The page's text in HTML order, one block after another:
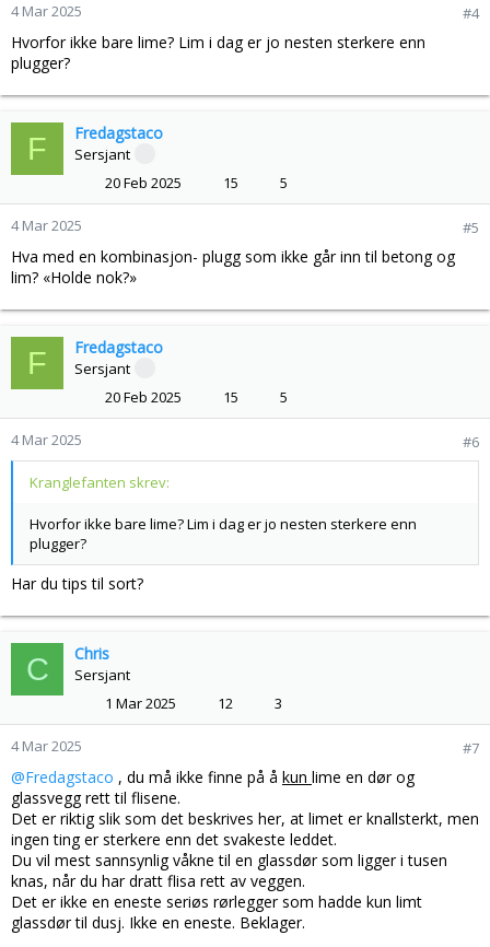
4 Mar 2025 #4
Hvorfor ikke bare lime? Lim i dag er jo nesten sterkere enn
plugger?
F Fredagstaco
Sersjant
20 Feb 2025
15 5
4 Mar 2025 #5
Hva med en kombinasjon- plugg som ikke går inn til betong og
lim? «Holde nok?»
F Fredagstaco
Sersjant
20 Feb 2025
15 5
4 Mar 2025 #6
Kranglefanten skrev:
Hvorfor ikke bare lime? Lim i dag er jo nesten sterkere enn
plugger?
Har du tips til sort?
C Chris
Sersjant
1 Mar 2025
12 3
4 Mar 2025 #7
@Fredagstaco , du må ikke finne på å kun lime en dør og
glassvegg rett til flisene.
Det er riktig slik som det beskrives her, at limet er knallsterkt, men
ingen ting er sterkere enn det svakeste leddet.
Du vil mest sannsynlig våkne til en glassdør som ligger i tusen
knas, når du har dratt flisa rett av veggen.
Det er ikke en eneste seriøs rørlegger som hadde kun limt
glassdør til dusj. Ikke en eneste. Beklager.